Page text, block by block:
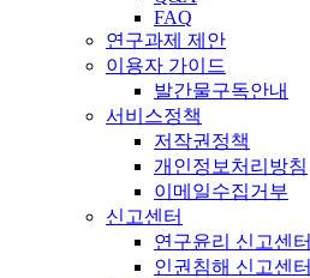
FAQ
연구과제 제안
이용자 가이드
발간물구독안내
서비스정책
저작권정책
개인정보처리방침
이메일수집거부
신고센터
연구윤리 신고센터
인권침해 신고센터